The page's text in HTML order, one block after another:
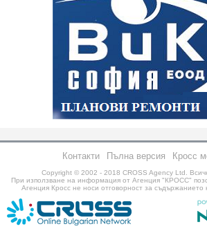
Контакти Пълна версия Кросс
Copyright © 2002 - 2018 CROSS Agency Ltd.
При използване на информация от Агенция "КРОСС"
Агенция Кросс не носи отговорност за съдържанието